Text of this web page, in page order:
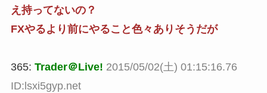
え持ってないの？
FXやるより前にやること色々ありそうだが
365: Trader＠Live! 2015/05/02(土) 01:15:16.76
ID:lsxi5gyp.net